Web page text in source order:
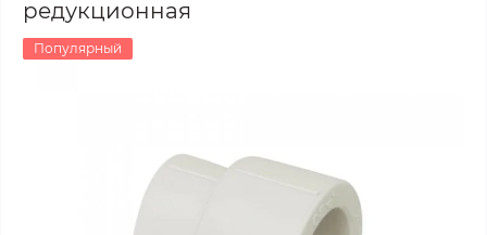
редукционная
Популярный